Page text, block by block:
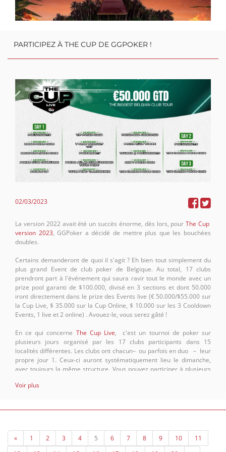
PARTICIPEZ À THE CUP DE GGPOKER !
02/03/2023
La version 2022 avait été un succès énorme, dès lors, pourThe Cup
version 2023, GGPoker a décidé de mettre plus que les bouchées
doubles.
Certains demanderont de quoi il s'agit ? Eh bien tout simplement du
plus grand Event de club poker de Belgique. Au total, 17 clubs
prendront part à l'événement qui saura ravir tout le monde avec un
prize pool garanti de $100.000, divisé en 3 sections et dont 50.000
iront directement dans le prize des Events live (€ 50.000/$55.000 sur
la Cup Live, $ 35.000 sur la Cup Online, $ 10.000 sur les 3 Cooldown
Events, 1 live et 2 online) . Avouez-le, vous serez gâté !
En ce qui concerne The Cup Live, c'est un tournoi de poker sur
plusieurs jours organisé par les 17 clubs participants dans 15
localités différentes. Les clubs ont chacun– ou parfoisen duo – leur
propre jour 1. Ceux-ci auront systématiquement lieu le dimanche,
avec toujours la même structure. Vous pouvez participer à plusieurs
2.
accèdent au jour 2. Deux jours 2 seront organisés, de chaque côté de
déjà atteintes au cours de cette seconde journée de tournoi.
Les ultimes survivants se retrouveront pour le jour 3 qui aura lieu
Voir plus
« 1 2 3 4 5 6 7 8 9 10
11